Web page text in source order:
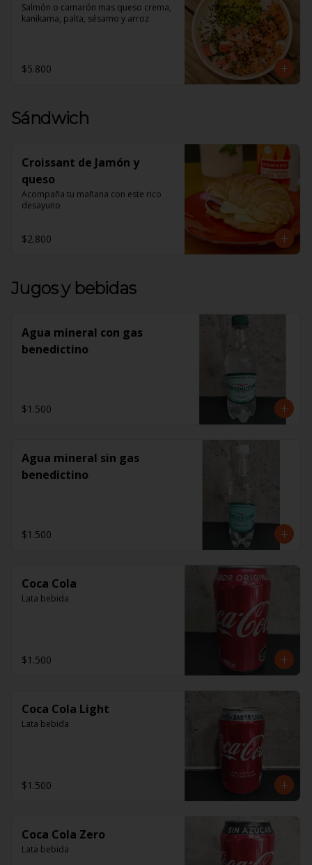
Salmón o camarón mas queso crema,
kanikama, palta, sésamo y arroz
$5.800
Sándwich
Croissant de Jamón y
queso
Acompaña tu mañana con este rico
desayuno
$2.800
Jugos y bebidas
Agua mineral con gas
benedictino
$1.500
Agua mineral sin gas
benedictino
$1.500
Coca Cola
Lata bebida
$1.500
Coca Cola Light
Lata bebida
$1.500
Coca Cola Zero
Lata bebida